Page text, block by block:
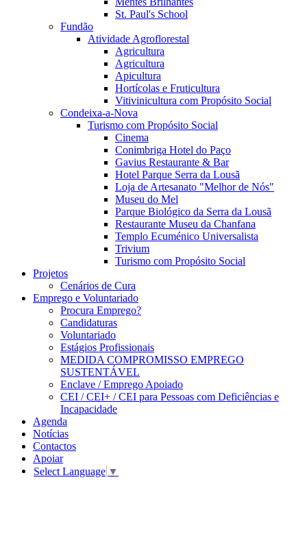
St. Paul's School
Fundão
Atividade Agroflorestal
Agricultura
Agricultura
Apicultura
Hortícolas e Fruticultura
Vitivinicultura com Propósito Social
Condeixa-a-Nova
Turismo com Propósito Social
Cinema
Conimbriga Hotel do Paço
Gavius Restaurante & Bar
Hotel Parque Serra da Lousã
Loja de Artesanato "Melhor de Nós"
Museu do Mel
Parque Biológico da Serra da Lousã
Restaurante Museu da Chanfana
Templo Ecuménico Universalista
Trivium
Turismo com Propósito Social
Projetos
Cenários de Cura
Emprego e Voluntariado
Procura Emprego?
Candidaturas
Voluntariado
Estágios Profissionais
MEDIDA COMPROMISSO EMPREGO
SUSTENTÁVEL
Enclave / Emprego Apoiado
CEI / CEI+ / CEI para Pessoas com Deficiências e
Incapacidade
Agenda
Notícias
Contactos
Apoiar
Select Language ▼